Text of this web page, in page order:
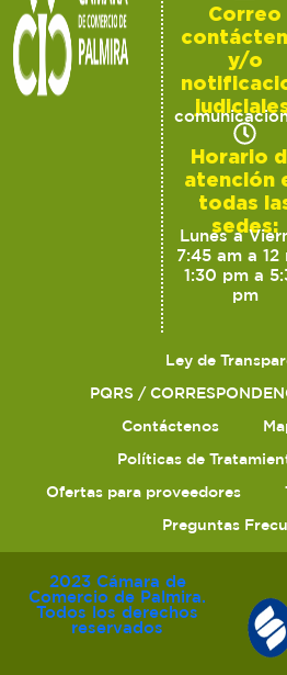
Correo
y/o
Horario
atención
todas
sedes:
Lunes a
7:45 am a 12
1:30 pm a
pm
Ley de
PQRS /
Contáctenos
Políticas de
Ofertas para proveedores
Preguntas
2023 Cámara de
Comercio de Palmira.
Todos los derechos
reservados